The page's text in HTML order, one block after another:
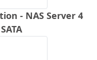
- NAS Server 4